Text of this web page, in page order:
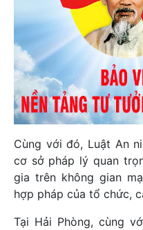
Cùng với đó, Luật An
cơ sở pháp lý quan
gia trên không gian
hợp pháp của tổ chức,
Tại Hải Phòng, cùng